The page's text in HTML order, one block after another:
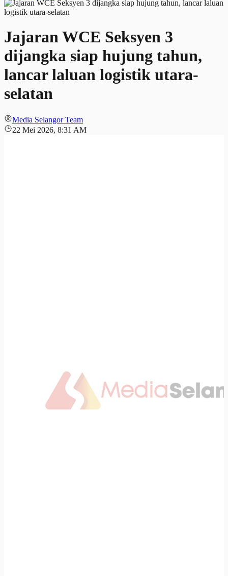
Jajaran WCE Seksyen 3
dijangka siap hujung tahun,
lancar laluan logistik utara-
selatan
Media Selangor Team
22 Mei 2026, 8:31 AM